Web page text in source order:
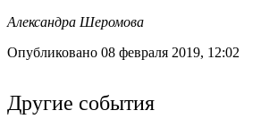
Александра Шеромова
Опубликовано 08 февраля 2019, 12:02
Другие события